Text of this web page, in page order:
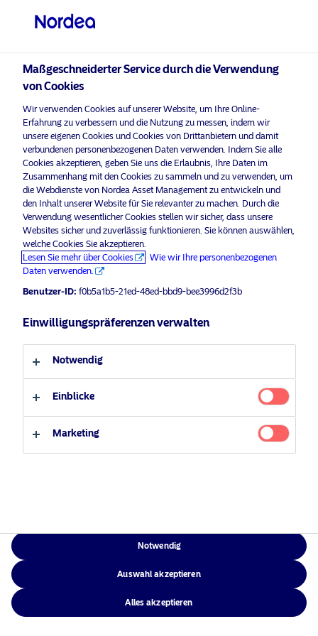
Bitte wählen Sie Ihr Anlegerprofil
aus
Land
Luxemburg
Sprache
Deutsch
Professioneller Anleger
Nordea Asset Management ist einer der größten Asset
Manager in den nordischen Ländern und verfügt über
eine globale Präsenz in Europa, Amerika und Asien.
Risikohinweise
Home
Über uns
Verantwortungsbewusste
Investments
News
Kontakt
Datenschutzerklärung
Zugänglichkeit
©2026 – Nordea Asset Management – alle Rechte vorbehalten
Maßgeschneiderter Service durch die Verwendung
von Cookies
Wir verwenden Cookies auf unserer Website, um Ihre Online-
Erfahrung zu verbessern und die Nutzung zu messen, indem wir
unsere eigenen Cookies und Cookies von Drittanbietern und damit
verbundenen personenbezogenen Daten verwenden. Indem Sie alle
Cookies akzeptieren, geben Sie uns die Erlaubnis, Ihre Daten im
Zusammenhang mit den Cookies zu sammeln und zu verwenden, um
die Webdienste von Nordea Asset Management zu entwickeln und
den Inhalt unserer Website für Sie relevanter zu machen. Durch die
Verwendung wesentlicher Cookies stellen wir sicher, dass unsere
Websites sicher und zuverlässig funktionieren. Sie können auswählen,
welche Cookies Sie akzeptieren.
Lesen Sie mehr über Cookies
Wie wir Ihre personenbezogenen
Daten verwenden.
Benutzer-ID: f0b5a1b5-21ed-48ed-bbd9-bee3996d2f3b
Einwilligungspräferenzen verwalten
Notwendig
Einblicke
Marketing
Notwendig
Auswahl akzeptieren
Alles akzeptieren